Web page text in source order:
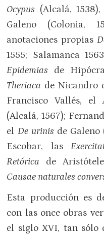
Ocypus (Alcalá,
Galeno (Colonia,
anotaciones propias
1555; Salamanca
Epidemias de
Theriaca de Nicandro
Francisco Vallés, el
(Alcalá, 1567);
el De urinis de Galeno
Escobar, las
Retórica de
Causae naturales
Esta producción es
con las once obras
el siglo XVI, tan sólo